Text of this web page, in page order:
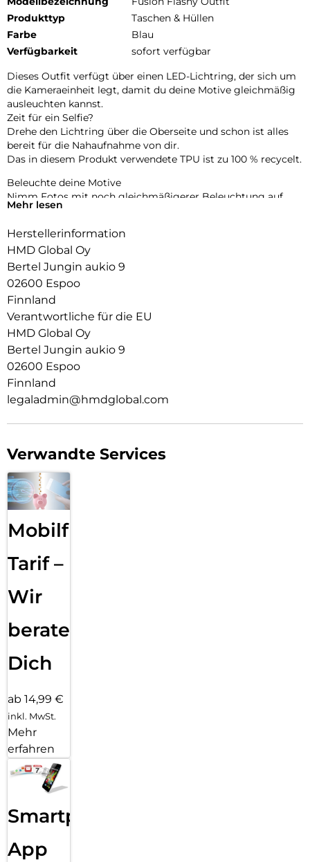
Produkttyp
Taschen & Hüllen
Farbe
Blau
Verfügbarkeit
sofort verfügbar
Dieses Outfit verfügt über einen LED-Lichtring, der sich um
die Kameraeinheit legt, damit du deine Motive gleichmäßig
ausleuchten kannst.
Zeit für ein Selfie?
Drehe den Lichtring über die Oberseite und schon ist alles
bereit für die Nahaufnahme von dir.
Das in diesem Produkt verwendete TPU ist zu 100 % recycelt.
Beleuchte deine Motive
Nimm Fotos mit noch gleichmäßigerer Beleuchtung auf,
und das sowohl mit der Rück- als auch mit der Selfie-
Steuerung der Farbtemperatur
Wähle in der Kamera-App wärmeres oder kühleres Licht.
Das Flashy Outfit ist in Blau und Rosa erhältlich.
Mehr lesen
Herstellerinformation
HMD Global Oy
Bertel Jungin aukio 9
02600 Espoo
Finnland
Verantwortliche für die EU
HMD Global Oy
Bertel Jungin aukio 9
02600 Espoo
Finnland
legaladmin@hmdglobal.com
Verwandte Services
Mobilfunk
Tarif –
Wir
beraten
Dich
ab 14,99 €
inkl. MwSt.
Mehr
erfahren
Smartphone
App